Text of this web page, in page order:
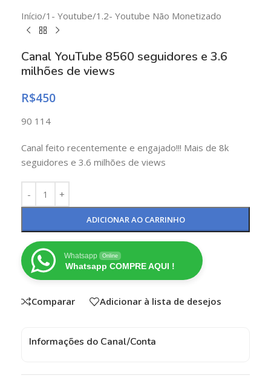
Início/1- Youtube/1.2- Youtube Não Monetizado
Canal YouTube 8560 seguidores e 3.6
milhões de views
R$450
90 114
Canal feito recentemente e engajado!!! Mais de 8k
seguidores e 3.6 milhões de views
ADICIONAR AO CARRINHO
Whatsapp Online
Whatsapp COMPRE AQUI !
Comparar Adicionar à lista de desejos
Informações do Canal/Conta